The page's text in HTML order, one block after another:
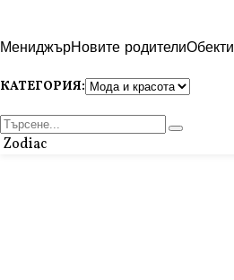
МениджърНовите родителиОбекти
КАТЕГОРИЯ:
Zodiac